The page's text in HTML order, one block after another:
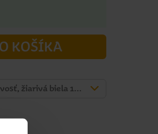
KOŠÍKA
L'Oréal Paris Cool Silver posilňujúca strieborná starostlivosť, žiarivá biela 114 ml